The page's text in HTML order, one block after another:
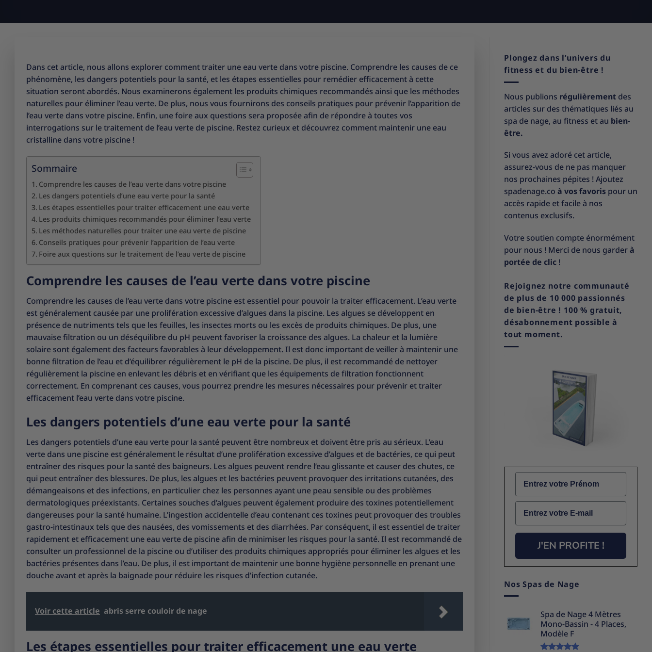
Dans cet article, nous allons explorer comment traiter une eau verte dans votre piscine. Comprendre les causes de ce
phénomène, les dangers potentiels pour la santé, et les étapes essentielles pour remédier efficacement à cette
situation seront abordés. Nous examinerons également les produits chimiques recommandés ainsi que les méthodes
naturelles pour éliminer l’eau verte. De plus, nous vous fournirons des conseils pratiques pour prévenir l’apparition de
l’eau verte dans votre piscine. Enfin, une foire aux questions sera proposée afin de répondre à toutes vos
interrogations sur le traitement de l’eau verte de piscine. Restez curieux et découvrez comment maintenir une eau
cristalline dans votre piscine !
Sommaire
Comprendre les causes de l’eau verte dans votre piscine
Les dangers potentiels d’une eau verte pour la santé
Les étapes essentielles pour traiter efficacement une eau verte
Les produits chimiques recommandés pour éliminer l’eau verte
Les méthodes naturelles pour traiter une eau verte de piscine
Conseils pratiques pour prévenir l’apparition de l’eau verte
Foire aux questions sur le traitement de l’eau verte de piscine
Comprendre les causes de l’eau verte dans votre piscine
Comprendre les causes de l’eau verte dans votre piscine est essentiel pour pouvoir la traiter efficacement. L’eau verte
est généralement causée par une prolifération excessive d’algues dans la piscine. Les algues se développent en
présence de nutriments tels que les feuilles, les insectes morts ou les excès de produits chimiques. De plus, une
mauvaise filtration ou un déséquilibre du pH peuvent favoriser la croissance des algues. La chaleur et la lumière
solaire sont également des facteurs favorables à leur développement. Il est donc important de veiller à maintenir une
bonne filtration de l’eau et d’équilibrer régulièrement le pH de la piscine. De plus, il est recommandé de nettoyer
régulièrement la piscine en enlevant les débris et en vérifiant que les équipements de filtration fonctionnent
correctement. En comprenant ces causes, vous pourrez prendre les mesures nécessaires pour prévenir et traiter
efficacement l’eau verte dans votre piscine.
Les dangers potentiels d’une eau verte pour la santé
Les dangers potentiels d’une eau verte pour la santé peuvent être nombreux et doivent être pris au sérieux. L’eau
verte dans une piscine est généralement le résultat d’une prolifération excessive d’algues et de bactéries, ce qui peut
entraîner des risques pour la santé des baigneurs. Les algues peuvent rendre l’eau glissante et causer des chutes, ce
qui peut entraîner des blessures. De plus, les algues et les bactéries peuvent provoquer des irritations cutanées, des
démangeaisons et des infections, en particulier chez les personnes ayant une peau sensible ou des problèmes
dermatologiques préexistants. Certaines souches d’algues peuvent également produire des toxines potentiellement
dangereuses pour la santé humaine. L’ingestion accidentelle d’eau contenant ces toxines peut provoquer des troubles
gastro-intestinaux tels que des nausées, des vomissements et des diarrhées. Par conséquent, il est essentiel de traiter
rapidement et efficacement une eau verte de piscine afin de minimiser les risques pour la santé. Il est recommandé de
consulter un professionnel de la piscine ou d’utiliser des produits chimiques appropriés pour éliminer les algues et les
bactéries présentes dans l’eau. De plus, il est important de maintenir une bonne hygiène personnelle en prenant une
douche avant et après la baignade pour réduire les risques d’infection cutanée.
Voir cette article abris serre couloir de nage
Les étapes essentielles pour traiter efficacement une eau verte
Plongez dans l’univers du
fitness et du bien-être !
Nous publions régulièrement des
articles sur des thématiques liés au
spa de nage, au fitness et au bien-
être.
Si vous avez adoré cet article,
assurez-vous de ne pas manquer
nos prochaines pépites ! Ajoutez
spadenage.co à vos favoris pour un
accès rapide et facile à nos
contenus exclusifs.
Votre soutien compte énormément
pour nous ! Merci de nous garderà
portée de clic !
Rejoignez notre communauté
de plus de 10 000 passionnés
de bien-être ! 100 % gratuit,
désabonnement possible à
tout moment.
Name
Email
J'EN PROFITE !
Nos Spas de Nage
Spa de Nage 4 Mètres
Mono-Bassin - 4 Places,
Modèle F